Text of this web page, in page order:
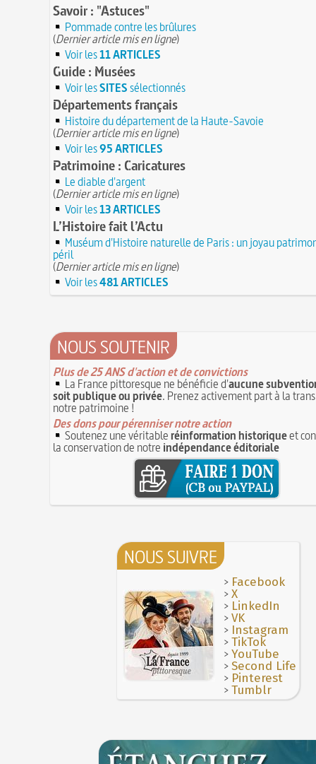
Savoir : "Astuces"
Pommade contre les brûlures
(Dernier article mis en ligne)
Voir les11 ARTICLES
Guide : Musées
Voir lesSITESsélectionnés
Départements français
Histoire du département de la Haute-Savoie
(Dernier article mis en ligne)
Voir les95 ARTICLES
Patrimoine : Caricatures
Le diable d'argent
(Dernier article mis en ligne)
Voir les13 ARTICLES
L’Histoire fait l’Actu
Muséum d'Histoire naturelle de Paris : un joyau
péril
(Dernier article mis en ligne)
Voir les481 ARTICLES
NOUS SOUTENIR
Plus de 25 ANS d'action et de convictions
La France pittoresque ne bénéficie d'aucune
soit publique ou privée. Prenez activement part à la
notre patrimoine !
Des dons pour pérenniser notre action
Soutenez une véritableréinformation historiqueet
la conservation de notre indépendance éditoriale
NOUS SUIVRE
> Facebook
>X
> LinkedIn
>VK
> Instagram
>TikTok
>YouTube
>Second Life
> Pinterest
>Tumblr